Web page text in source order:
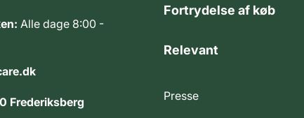
Alle dage 8:00 -
Frederiksberg
Fortrydelse af køb
Relevant
Presse